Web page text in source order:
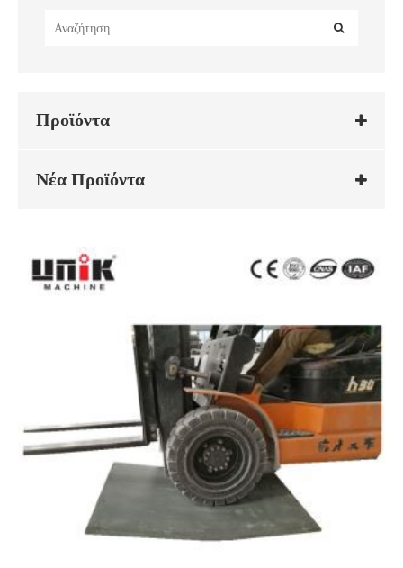
Προϊόντα
Νέα Προϊόντα